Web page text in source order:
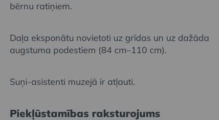
bērnu ratiņiem.
Daļa eksponātu novietoti uz grīdas un uz dažāda
augstuma podestiem (84 cm–110 cm).
Suņi-asistenti muzejā ir atļauti.
Piekļūstamības raksturojums